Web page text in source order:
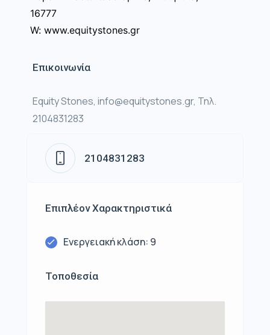
16777
W: www.equitystones.gr
Επικοινωνία
Equity Stones, info@equitystones.gr, Τηλ.
2104831283
2104831283
Επιπλέον Χαρακτηριστικά
Ενεργειακή κλάση: 9
Τοποθεσία